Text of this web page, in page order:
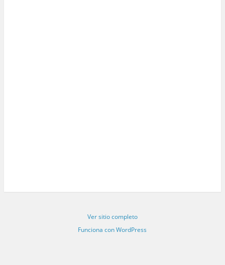
Ver sitio completo
Funciona con WordPress